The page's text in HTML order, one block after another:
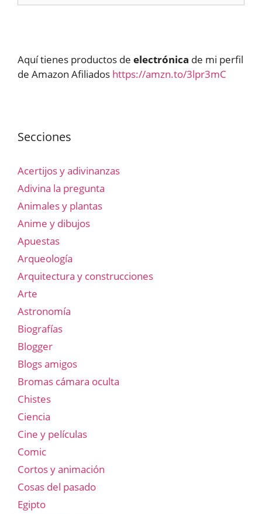
Aquí tienes productos de electrónica de mi perfil
de Amazon Afiliados https://amzn.to/3lpr3mC
Secciones
Acertijos y adivinanzas
Adivina la pregunta
Animales y plantas
Anime y dibujos
Apuestas
Arqueología
Arquitectura y construcciones
Arte
Astronomía
Biografías
Blogger
Blogs amigos
Bromas cámara oculta
Chistes
Ciencia
Cine y películas
Comic
Cortos y animación
Cosas del pasado
Egipto